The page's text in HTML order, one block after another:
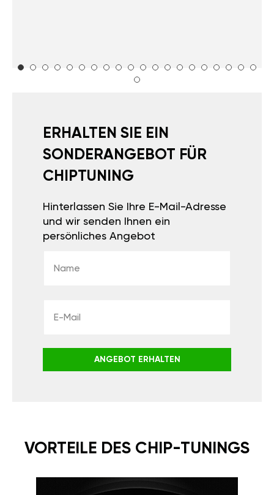
ERHALTEN SIE EIN
SONDERANGEBOT FÜR
CHIPTUNING
Hinterlassen Sie Ihre E-Mail-Adresse
und wir senden Ihnen ein
persönliches Angebot
ANGEBOT ERHALTEN
VORTEILE DES CHIP-TUNINGS